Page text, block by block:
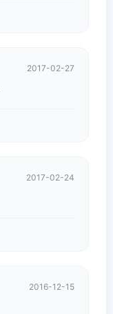
2017-02-27
2017-02-24
2016-12-15